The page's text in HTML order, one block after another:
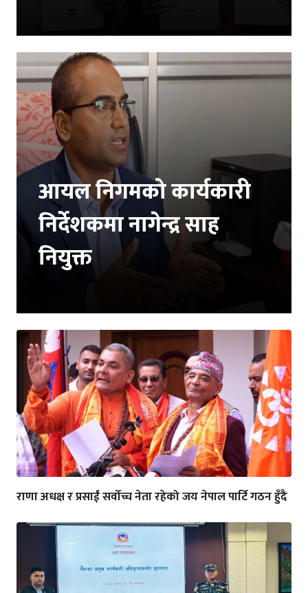
आयल निगमको कार्यकारी
निर्देशकमा नागेन्द्र साह
नियुक्त
राणा अधक्ष र प्रसाईं सर्वोच्च नेता रहेको जय नेपाल पार्टि गठन हुँदै